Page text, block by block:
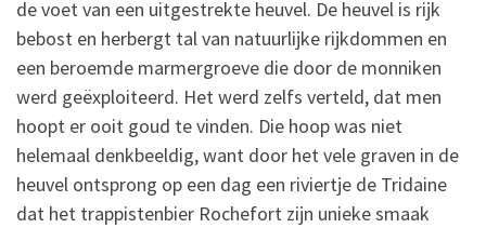
de voet van een uitgestrekte heuvel. De heuvel is rijk
bebost en herbergt tal van natuurlijke rijkdommen en
een beroemde marmergroeve die door de monniken
werd geëxploiteerd. Het werd zelfs verteld, dat men
hoopt er ooit goud te vinden. Die hoop was niet
helemaal denkbeeldig, want door het vele graven in de
heuvel ontsprong op een dag een riviertje de Tridaine
dat het trappistenbier Rochefort zijn unieke smaak